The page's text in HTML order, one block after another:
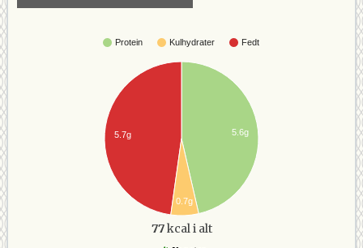
Protein Kulhydrater Fedt
5.6g
5.7g
0.7g
77kcal i alt